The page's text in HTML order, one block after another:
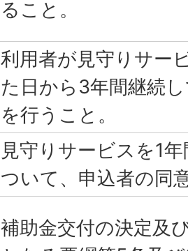
ること。
利用者が見守りサー
た日から3年間継続
を行うこと。
見守りサービスを1
ついて、申込者の同
補助金交付の決定及